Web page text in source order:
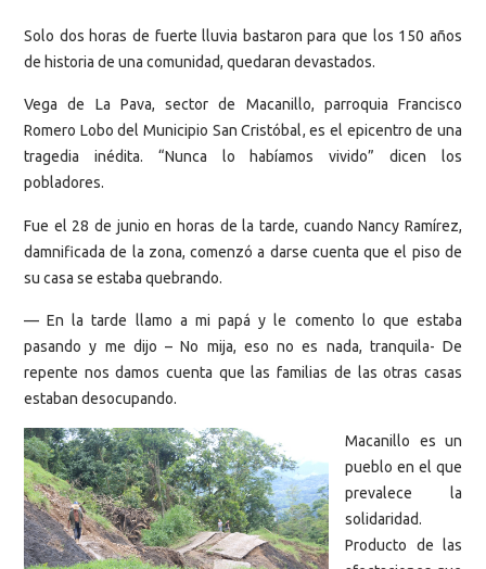
Solo dos horas de fuerte lluvia bastaron para que los 150 años
de historia de una comunidad, quedaran devastados.
Vega de La Pava, sector de Macanillo, parroquia Francisco
Romero Lobo del Municipio San Cristóbal, es el epicentro de una
tragedia inédita. “Nunca lo habíamos vivido” dicen los
pobladores.
Fue el 28 de junio en horas de la tarde, cuando Nancy Ramírez,
damnificada de la zona, comenzó a darse cuenta que el piso de
su casa se estaba quebrando.
— En la tarde llamo a mi papá y le comento lo que estaba
pasando y me dijo – No mija, eso no es nada, tranquila- De
repente nos damos cuenta que las familias de las otras casas
estaban desocupando.
Macanillo es un
pueblo en el que
prevalece la
solidaridad.
Producto de las